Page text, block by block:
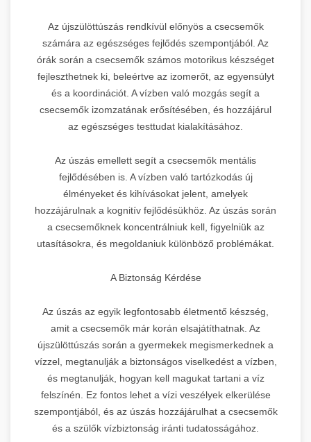
Az újszülöttúszás rendkívül előnyös a csecsemők
számára az egészséges fejlődés szempontjából. Az
órák során a csecsemők számos motorikus készséget
fejleszthetnek ki, beleértve az izomerőt, az egyensúlyt
és a koordinációt. A vízben való mozgás segít a
csecsemők izomzatának erősítésében, és hozzájárul
az egészséges testtudat kialakításához.
Az úszás emellett segít a csecsemők mentális
fejlődésében is. A vízben való tartózkodás új
élményeket és kihívásokat jelent, amelyek
hozzájárulnak a kognitív fejlődésükhöz. Az úszás során
a csecsemőknek koncentrálniuk kell, figyelniük az
utasításokra, és megoldaniuk különböző problémákat.
A Biztonság Kérdése
Az úszás az egyik legfontosabb életmentő készség,
amit a csecsemők már korán elsajátíthatnak. Az
újszülöttúszás során a gyermekek megismerkednek a
vízzel, megtanulják a biztonságos viselkedést a vízben,
és megtanulják, hogyan kell magukat tartani a víz
felszínén. Ez fontos lehet a vízi veszélyek elkerülése
szempontjából, és az úszás hozzájárulhat a csecsemők
és a szülők vízbiztonság iránti tudatosságához.